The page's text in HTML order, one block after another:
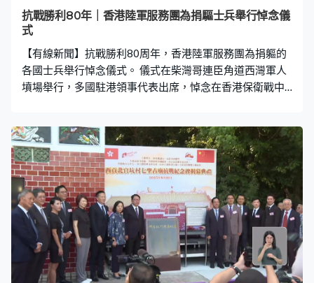
者不少都被送到當時九龍唯一仍然服務市民的廣華醫院。
袁國是：「這本會議記錄是1944年東華三院董事局會議紀
加他們的營養。」 她
抗戰勝利80年｜香港陸軍服務團為捐驅士兵舉行悼念儀
式
【有線新聞】抗戰勝利80周年，香港陸軍服務團為捐軀的
各國士兵舉行悼念儀式。 儀式在柴灣哥連臣角道西灣軍人
墳場舉行，多國駐港領事代表出席，悼念在香港保衛戰中